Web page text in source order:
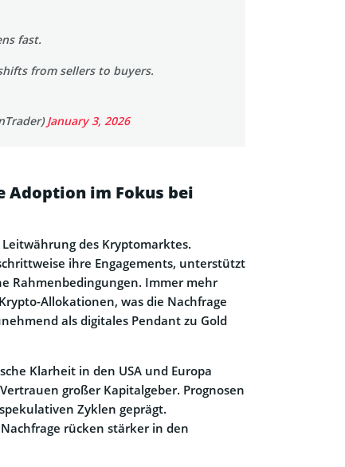
fast.
from sellers to buyers.
January 3, 2026
im Fokus bei
des Kryptomarktes.
ihre Engagements, unterstützt
Rahmenbedingungen. Immer mehr
Allokationen, was die Nachfrage
als digitales Pendant zu Gold
Klarheit in den USA und Europa
großer Kapitalgeber. Prognosen
Zyklen geprägt.
rücken stärker in den